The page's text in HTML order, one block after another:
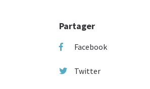
Partager
Facebook
Twitter